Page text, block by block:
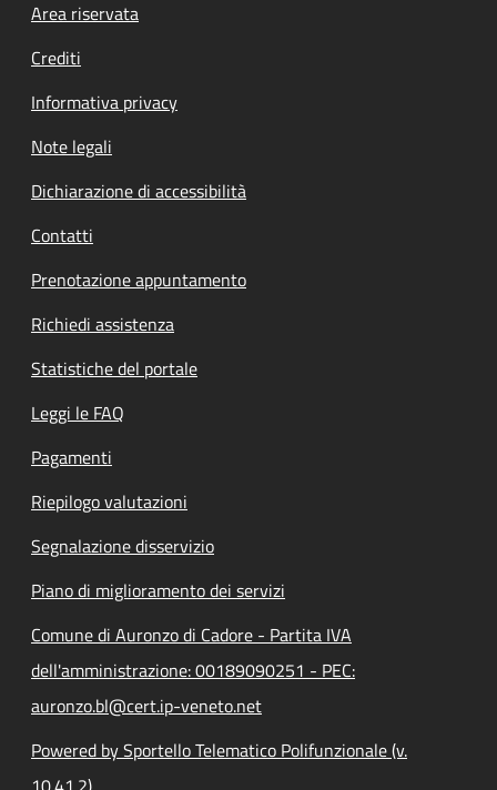
Footer menu
Area riservata
Crediti
Informativa privacy
Note legali
Dichiarazione di accessibilità
Contatti
Prenotazione appuntamento
Richiedi assistenza
Statistiche del portale
Leggi le FAQ
Pagamenti
Riepilogo valutazioni
Segnalazione disservizio
Piano di miglioramento dei servizi
Comune di Auronzo di Cadore - Partita IVA
dell'amministrazione: 00189090251 - PEC:
auronzo.bl@cert.ip-veneto.net
Powered by Sportello Telematico Polifunzionale (v.